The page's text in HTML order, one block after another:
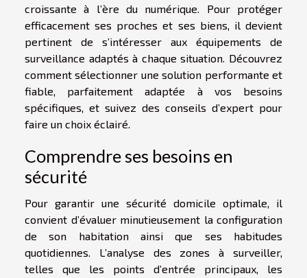
croissante à l’ère du numérique. Pour protéger
efficacement ses proches et ses biens, il devient
pertinent de s’intéresser aux équipements de
surveillance adaptés à chaque situation. Découvrez
comment sélectionner une solution performante et
fiable, parfaitement adaptée à vos besoins
spécifiques, et suivez des conseils d’expert pour
faire un choix éclairé.
Comprendre ses besoins en
sécurité
Pour garantir une sécurité domicile optimale, il
convient d’évaluer minutieusement la configuration
de son habitation ainsi que ses habitudes
quotidiennes. L’analyse des zones à surveiller,
telles que les points d’entrée principaux, les